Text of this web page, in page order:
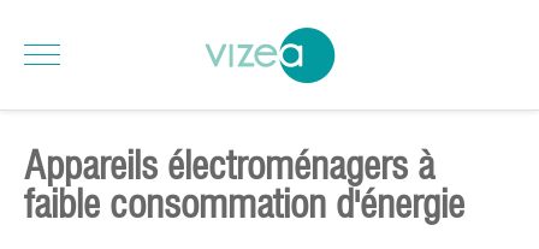
Appareils électroménagers à
faible consommation d'énergie